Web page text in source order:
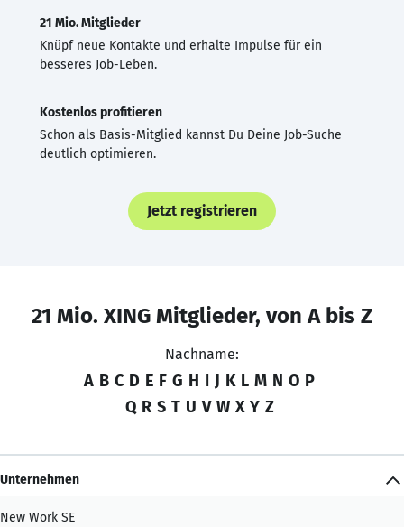
21 Mio. Mitglieder
Knüpf neue Kontakte und erhalte Impulse für ein
besseres Job-Leben.
Kostenlos profitieren
Schon als Basis-Mitglied kannst Du Deine Job-Suche
deutlich optimieren.
Jetzt registrieren
21 Mio. XING Mitglieder, von A bis Z
Nachname:
A B C D E F G H I J K L M N O P
Q R S T U V W X Y Z
Unternehmen
New Work SE